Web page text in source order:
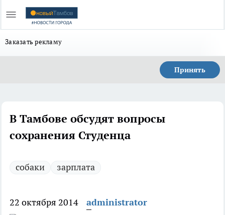
Заказать рекламу
Принять
В Тамбове обсудят вопросы
сохранения Студенца
собаки зарплата
22 октября 2014 administrator